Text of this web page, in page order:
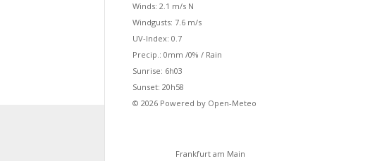
Winds: 2.1 m/s N
Windgusts: 7.6 m/s
UV-Index: 0.7
Precip.: 0mm /0% / Rain
Sunrise: 6h03
Sunset: 20h58
© 2026 Powered by Open-Meteo
Frankfurt am Main